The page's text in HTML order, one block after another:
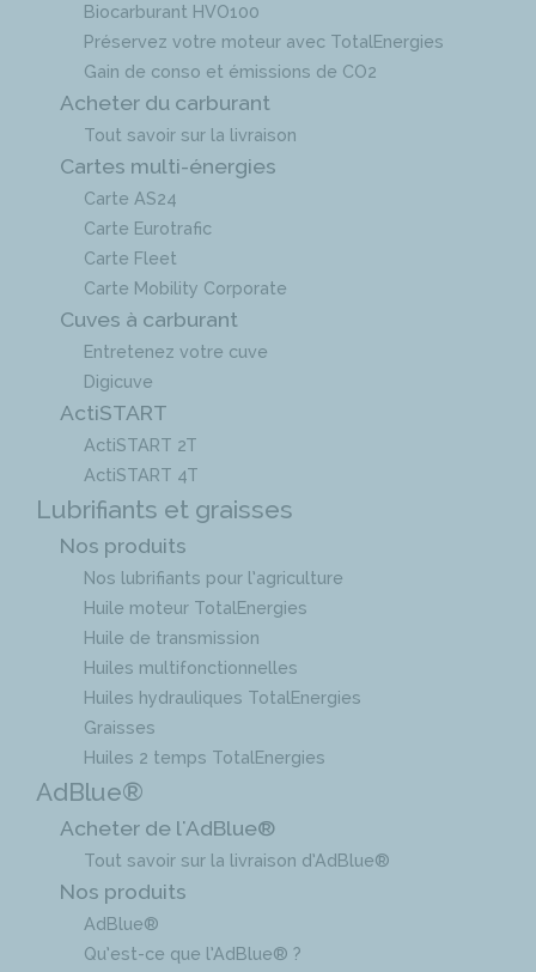
Biocarburant HVO100
Préservez votre moteur avec TotalEnergies
Gain de conso et émissions de CO2
Acheter du carburant
Tout savoir sur la livraison
Cartes multi-énergies
Carte AS24
Carte Eurotrafic
Carte Fleet
Carte Mobility Corporate
Cuves à carburant
Entretenez votre cuve
Digicuve
ActiSTART
ActiSTART 2T
ActiSTART 4T
Lubrifiants et graisses
Nos produits
Nos lubrifiants pour l’agriculture
Huile moteur TotalEnergies
Huile de transmission
Huiles multifonctionnelles
Huiles hydrauliques TotalEnergies
Graisses
Huiles 2 temps TotalEnergies
AdBlue®
Acheter de l'AdBlue®
Tout savoir sur la livraison d’AdBlue®
Nos produits
AdBlue®
Qu’est-ce que l’AdBlue® ?